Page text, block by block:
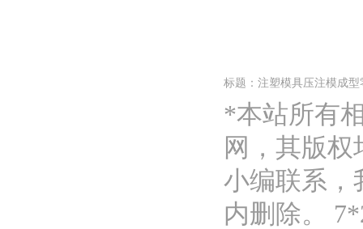
标题：注塑模具压注模成型
*本站所有
网，其版
小编联系，
内删除。